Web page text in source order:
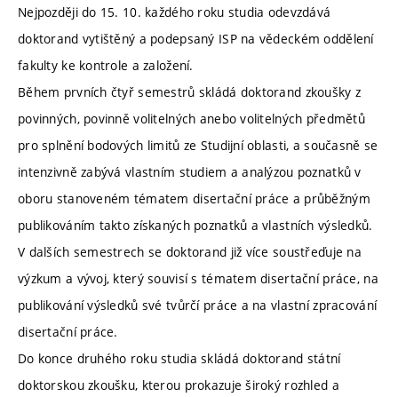
Nejpozději do 15. 10. každého roku studia odevzdává
doktorand vytištěný a podepsaný ISP na vědeckém oddělení
fakulty ke kontrole a založení.
Během prvních čtyř semestrů skládá doktorand zkoušky z
povinných, povinně volitelných anebo volitelných předmětů
pro splnění bodových limitů ze Studijní oblasti, a současně se
intenzivně zabývá vlastním studiem a analýzou poznatků v
oboru stanoveném tématem disertační práce a průběžným
publikováním takto získaných poznatků a vlastních výsledků.
V dalších semestrech se doktorand již více soustřeďuje na
výzkum a vývoj, který souvisí s tématem disertační práce, na
publikování výsledků své tvůrčí práce a na vlastní zpracování
disertační práce.
Do konce druhého roku studia skládá doktorand státní
doktorskou zkoušku, kterou prokazuje široký rozhled a